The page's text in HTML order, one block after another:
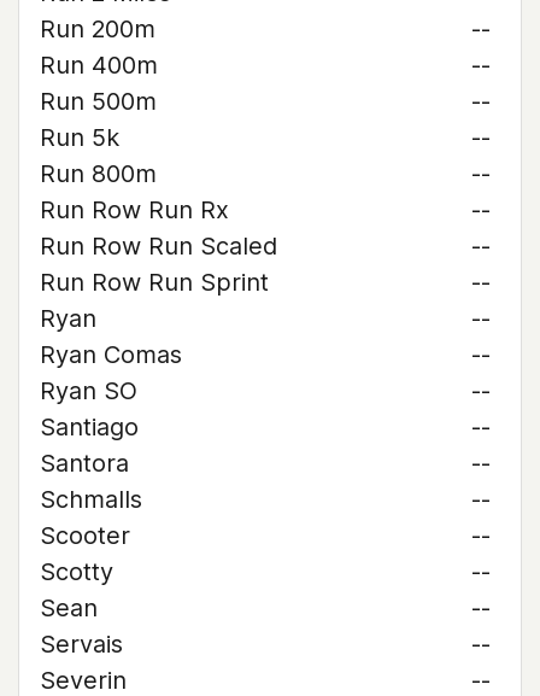
Run 200m
--
Run 400m
--
Run 500m
--
Run 5k
--
Run 800m
--
Run Row Run Rx
--
Run Row Run Scaled
--
Run Row Run Sprint
--
Ryan
--
Ryan Comas
--
Ryan SO
--
Santiago
--
Santora
--
Schmalls
--
Scooter
--
Scotty
--
Sean
--
Servais
--
Severin
--